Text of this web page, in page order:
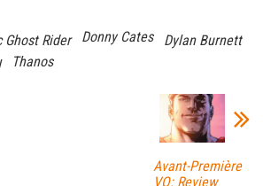
Ghost Rider Donny Cates
Dylan Burnett
Thanos
Avant-Première
VO: Review